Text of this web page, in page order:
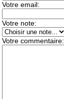
Votre email:
Votre note:
Votre commentaire: